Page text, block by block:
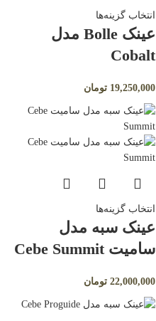
انتخاب گزینه‌ها
عینک Bolle مدل
Cobalt
19,250,000 تومان
انتخاب گزینه‌ها
عینک سبه مدل
سامیت Cebe Summit
22,000,000 تومان